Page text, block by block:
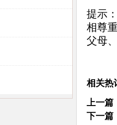
提示
相尊
父母
相关热
上一篇
下一篇